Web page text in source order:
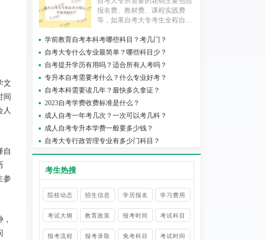
文
间
人
自
参
报名费、教材费、课程实践费
等，如果自考大专考生全程自学
费1000元左右；如果自考大专考
生报考辅导机构，花费则要更贵
实际当地消费水平为准。
学前教育自考本科考哪些科目？考几门？
自考大专什么专业最简单？哪些科目少？
自考提升学历有用吗？适合所有人考吗？
专升本自考需要考什么？什么专业好考？
自考本科需要读几年？最快多久拿证？
2023自考学费收费标准是什么？
成人自考一年考几次？一次可以考几科？
成人自考专升本学费一般要多少钱？
自考大专行政管理专业有多少门科目？
考生热搜
院校动态 招生信息 学历报名 学习费用
考试大纲 教育政策 报考时间 考试科目
报考流程 报考录取 免考科目 考试时间